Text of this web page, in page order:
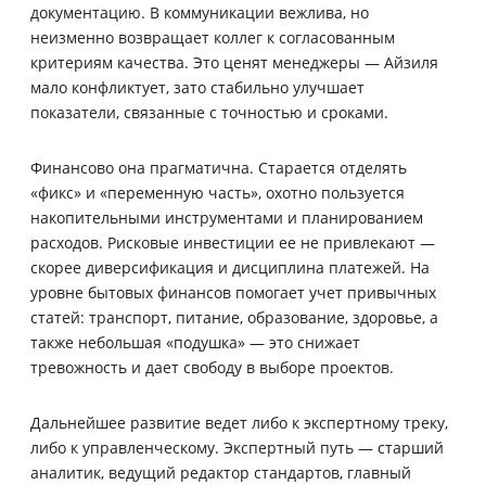
документацию. В коммуникации вежлива, но
неизменно возвращает коллег к согласованным
критериям качества. Это ценят менеджеры — Айзиля
мало конфликтует, зато стабильно улучшает
показатели, связанные с точностью и сроками.
Финансово она прагматична. Старается отделять
«фикс» и «переменную часть», охотно пользуется
накопительными инструментами и планированием
расходов. Рисковые инвестиции ее не привлекают —
скорее диверсификация и дисциплина платежей. На
уровне бытовых финансов помогает учет привычных
статей: транспорт, питание, образование, здоровье, а
также небольшая «подушка» — это снижает
тревожность и дает свободу в выборе проектов.
Дальнейшее развитие ведет либо к экспертному треку,
либо к управленческому. Экспертный путь — старший
аналитик, ведущий редактор стандартов, главный